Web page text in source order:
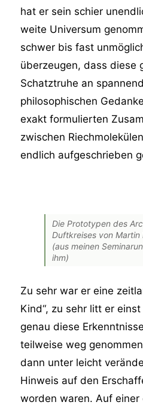
hat er sein schier
weite Universum
schwer bis fast
überzeugen, dass diese
Schatztruhe an
philosophischen
exakt formulierten
zwischen
endlich aufgeschrieben
Die Prototypen des
Duftkreises von Martin
(aus meinen
ihm)
Zu sehr war er eine
Kind“, zu sehr litt er
genau diese
teilweise weg
dann unter leicht
Hinweis auf den
worden waren. Auf einer